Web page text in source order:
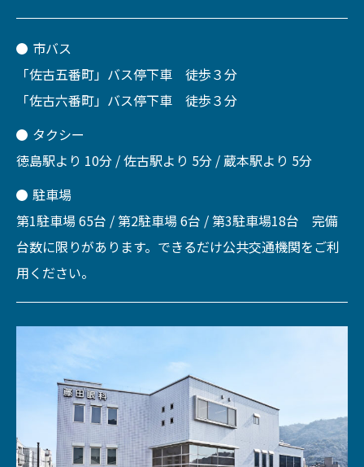
市バス
「佐古五番町」バス停下車 徒歩３分
「佐古六番町」バス停下車 徒歩３分
タクシー
徳島駅より 10分 / 佐古駅より 5分 / 蔵本駅より 5分
駐車場
第1駐車場 65台 / 第2駐車場 6台 / 第3駐車場18台 完備
台数に限りがあります。できるだけ公共交通機関をご利
用ください。